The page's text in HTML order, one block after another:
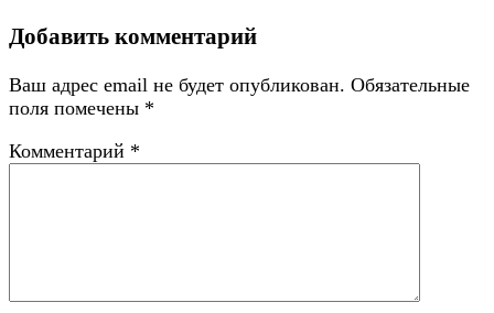
Добавить комментарий
Ваш адрес email не будет опубликован. Обязательные
поля помечены *
Комментарий *